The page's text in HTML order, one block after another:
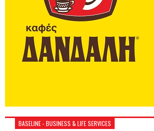
BASELINE - BUSINESS & LIFE SERVICES